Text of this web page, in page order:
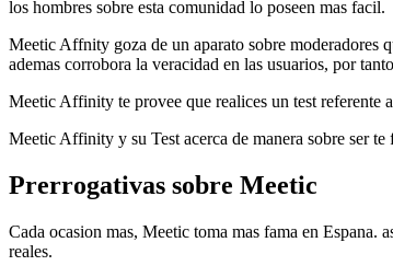
los hombres sobre esta comunidad lo poseen mas facil.
Meetic Affnity goza de un aparato sobre moderadores
ademas corrobora la veracidad en las usuarios, por
Meetic Affinity te provee que realices un test referente
Meetic Affinity y su Test acerca de manera sobre ser
Prerrogativas sobre Meetic
Cada ocasion mas, Meetic toma mas fama en Espana.
reales.